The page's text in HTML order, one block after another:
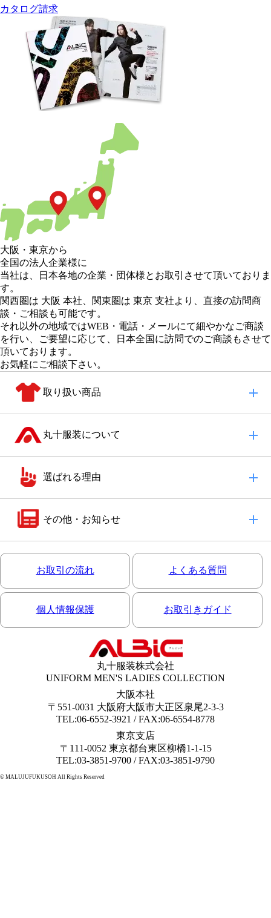
カタログ請求
大阪 ・ 東京から
全国の法人企業様に
当社は、日本各地の企業・団体様とお取引させて頂いておりま
す。
関西圏は 大阪 本社、 関東圏は 東京 支社より、直接の訪問商
談・ご相談も可能です。
それ以外の地域ではWEB・電話・メールにて細やかなご商談
を行い、
ご要望に応じて、日本全国に訪問でのご商談もさせて
頂いております。
お気軽にご相談下さい。
取り扱い商品
丸十服装について
選ばれる理由
その他・お知らせ
お取引の流れ よくある質問
個人情報保護 お取引きガイド
丸十服装株式会社
UNIFORM MEN'S LADIES COLLECTION
大阪本社
〒551-0031 大阪府大阪市大正区泉尾2-3-3
TEL:06-6552-3921 / FAX:06-6554-8778
東京支店
〒111-0052 東京都台東区柳橋1-1-15
TEL:03-3851-9700 / FAX:03-3851-9790
© MALUJUFUKUSOH All Rights Reserved